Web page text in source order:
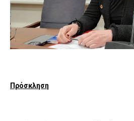
Πρόσκληση